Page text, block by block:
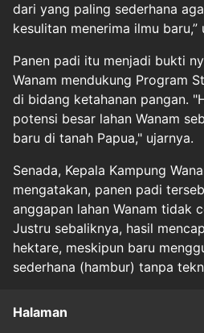
dari yang paling sederhana
kesulitan menerima ilmu baru,”
Panen padi itu menjadi bukti
Wanam mendukung Program
di bidang ketahanan pangan.
potensi besar lahan Wanam
baru di tanah Papua," ujarnya.
Senada, Kepala Kampung
mengatakan, panen padi
anggapan lahan Wanam tidak
Justru sebaliknya, hasil
hektare, meskipun baru
sederhana (hambur) tanpa
Halaman